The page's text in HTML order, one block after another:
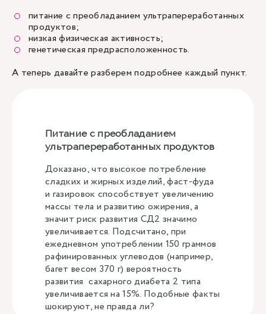
питание с преобладанием ультрапереработанных
продуктов;
низкая физическая активность;
генетическая предрасположенность.
А теперь давайте разберем подробнее каждый пункт.
Питание с преобладанием
ультрапереработанных продуктов
Доказано, что высокое потребление
сладких и жирных изделий, фаст-фуда
и газировок способствует увеличению
массы тела и развитию ожирения, а
значит риск развития СД2 значимо
увеличивается. Подсчитано, при
ежедневном употреблении 150 граммов
рафинированных углеводов (например,
багет весом 370 г) вероятность
развития сахарного диабета 2 типа
увеличивается на 15%. Подобные факты
шокируют, не правда ли?